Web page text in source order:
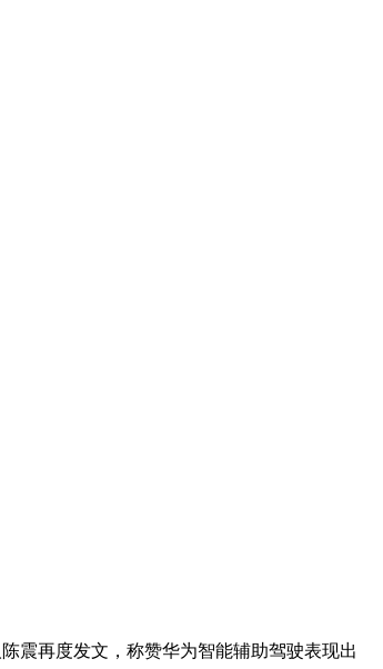
震再度发文，称赞华为智能辅助驾驶表现出